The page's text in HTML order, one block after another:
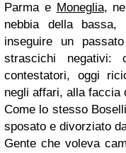
Parma e Moneglia,
nebbia della
inseguire un
strascichi negativi:
contestatori, oggi
negli affari, alla faccia
Come lo stesso
sposato e divorziato
Gente che voleva